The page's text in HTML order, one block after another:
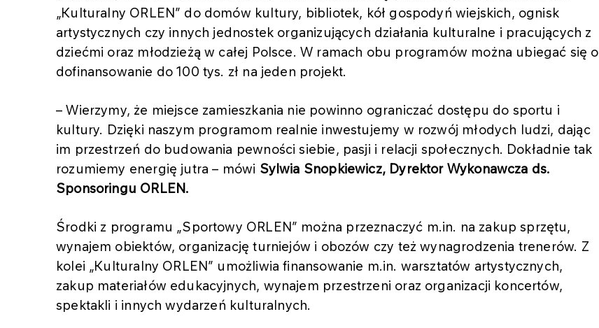
„Kulturalny ORLEN” do domów kultury, bibliotek, kół gospodyń wiejskich, ognisk
artystycznych czy innych jednostek organizujących działania kulturalne i pracujących z
dziećmi oraz młodzieżą w całej Polsce. W ramach obu programów można ubiegać się o
dofinansowanie do 100 tys. zł na jeden projekt.
– Wierzymy, że miejsce zamieszkania nie powinno ograniczać dostępu do sportu i
kultury. Dzięki naszym programom realnie inwestujemy w rozwój młodych ludzi, dając
im przestrzeń do budowania pewności siebie, pasji i relacji społecznych. Dokładnie tak
rozumiemy energię jutra – mówi Sylwia Snopkiewicz, Dyrektor Wykonawcza ds.
Sponsoringu ORLEN.
Środki z programu „Sportowy ORLEN” można przeznaczyć m.in. na zakup sprzętu,
wynajem obiektów, organizację turniejów i obozów czy też wynagrodzenia trenerów. Z
kolei „Kulturalny ORLEN” umożliwia finansowanie m.in. warsztatów artystycznych,
zakup materiałów edukacyjnych, wynajem przestrzeni oraz organizacji koncertów,
spektakli i innych wydarzeń kulturalnych.